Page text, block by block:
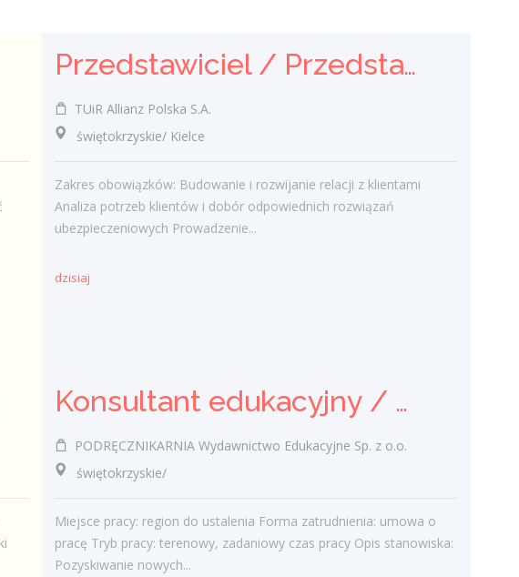
Opis stanowiska Prowadzenie prywatnych
lekcji i korepetycji w Polsce. Nauczanie w
PODRĘCZNIKARNIA Wydawnictwo
Edukacyjne Sp. z o.o.
terenowy, zadaniowy czas pracy Opis
stanowiska: Pozyskiwanie nowych...
Przedstawiciel / Przedstawicielka ds. sprzedaży ubezpieczeń majątkowych
TUiR Allianz Polska S.A.
świętokrzyskie/ Kielce
Zakres obowiązków: Budowanie i rozwijanie relacji z klientami
Analiza potrzeb klientów i dobór odpowiednich rozwiązań
ubezpieczeniowych Prowadzenie...
dzisiaj
Konsultant edukacyjny / Konsultantka edukacyjna
PODRĘCZNIKARNIA Wydawnictwo Edukacyjne Sp. z o.o.
świętokrzyskie/
Miejsce pracy: region do ustalenia Forma zatrudnienia: umowa o
pracę Tryb pracy: terenowy, zadaniowy czas pracy Opis stanowiska:
Pozyskiwanie nowych...